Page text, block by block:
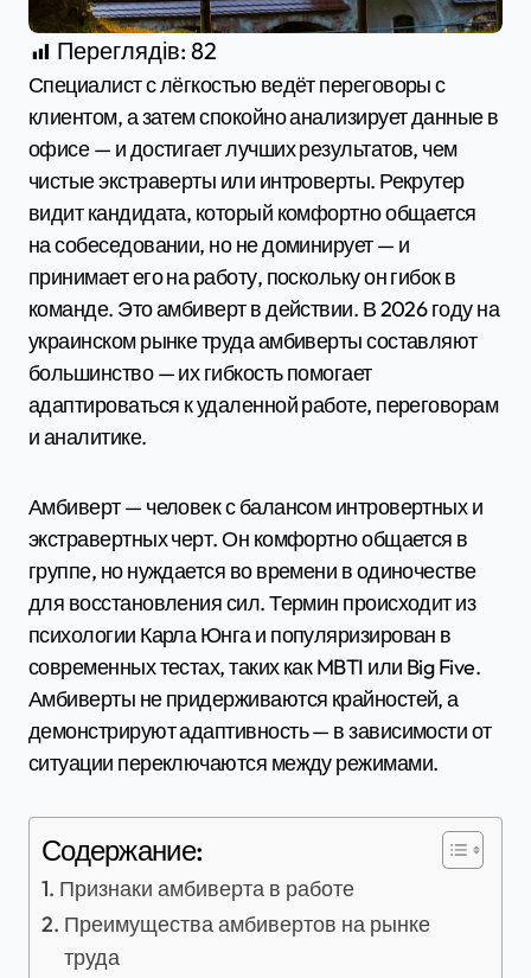
Переглядів: 82
Специалист с лёгкостью ведёт переговоры с
клиентом, а затем спокойно анализирует данные в
офисе — и достигает лучших результатов, чем
чистые экстраверты или интроверты. Рекрутер
видит кандидата, который комфортно общается
на собеседовании, но не доминирует — и
принимает его на работу, поскольку он гибок в
команде. Это амбиверт в действии. В 2026 году на
украинском рынке труда амбиверты составляют
большинство — их гибкость помогает
адаптироваться к удаленной работе, переговорам
и аналитике.
Амбиверт — человек с балансом интровертных и
экстравертных черт. Он комфортно общается в
группе, но нуждается во времени в одиночестве
для восстановления сил. Термин происходит из
психологии Карла Юнга и популяризирован в
современных тестах, таких как MBTI или Big Five.
Амбиверты не придерживаются крайностей, а
демонстрируют адаптивность — в зависимости от
ситуации переключаются между режимами.
Содержание:
Признаки амбиверта в работе
Преимущества амбивертов на рынке
труда